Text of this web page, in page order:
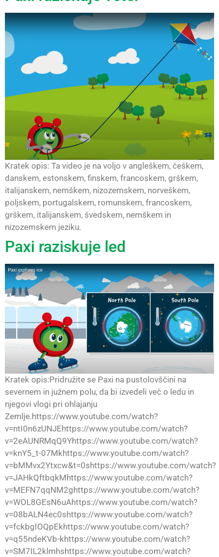
Kratek opis: Ta video je na voljo v angleškem, češkem,
danskem, estonskem, finskem, francoskem, grškem,
italijanskem, nemškem, nizozemskem, norveškem,
poljskem, portugalskem, romunskem, francoskem,
grškem, italijanskem, švedskem, nemškem in
nizozemskem jeziku.
Paxi raziskuje led
Kratek opis:Pridružite se Paxi na pustolovščini na
severnem in južnem polu, da bi izvedeli več o ledu in
njegovi vlogi pri ohlajanju
Zemlje.https://www.youtube.com/watch?
v=ntI0n6zUNJEhttps://www.youtube.com/watch?
v=2eAUNRMqQ9Yhttps://www.youtube.com/watch?
v=knY5_t-07Mkhttps://www.youtube.com/watch?
v=bMMvx2Ytxcw&t=0shttps://www.youtube.com/watch?
v=JAHkQftbqkMhttps://www.youtube.com/watch?
v=MEFN7qqNM2ghttps://www.youtube.com/watch?
v=WOL8GEsN6uAhttps://www.youtube.com/watch?
v=08bALN4ec0shttps://www.youtube.com/watch?
v=fckbgIOQpEkhttps://www.youtube.com/watch?
v=q55ndeKVb-khttps://www.youtube.com/watch?
v=SM7IL2klmhshttps://www.youtube.com/watch?